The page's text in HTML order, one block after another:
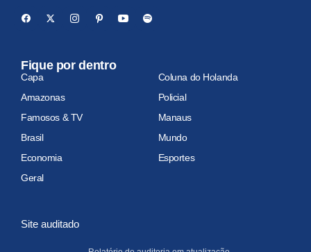
Fique por dentro
Capa
Coluna do Holanda
Amazonas
Policial
Famosos & TV
Manaus
Brasil
Mundo
Economia
Esportes
Geral
Site auditado